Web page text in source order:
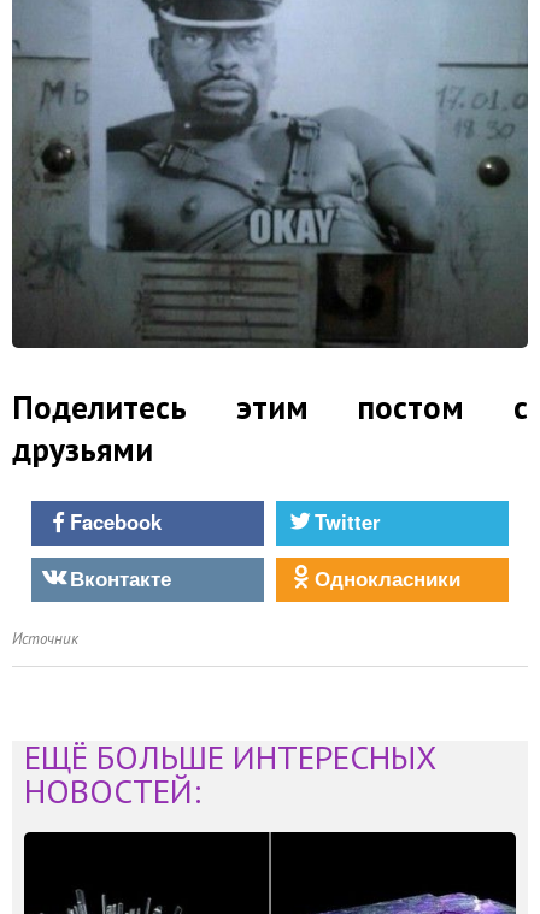
Поделитесь этим постом с
друзьями
Facebook
Twitter
Вконтакте
Однокласники
Источник
ЕЩЁ БОЛЬШЕ ИНТЕРЕСНЫХ
НОВОСТЕЙ: